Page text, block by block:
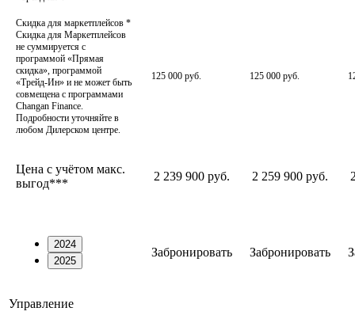
Скидка для маркетплейсов *
Скидка для Маркетплейсов
не суммируется с
программой «Прямая
скидка», программой
«Трейд-Ин» и не может быть
совмещена с программами
Changan Finance.
Подробности уточняйте в
любом Дилерском центре.
125 000 руб. 125 000 руб.
Цена с учётом макс.
выгод***
2 239 900 руб. 2 259 900 руб.
2024
2025
Забронировать Забронировать
Управление